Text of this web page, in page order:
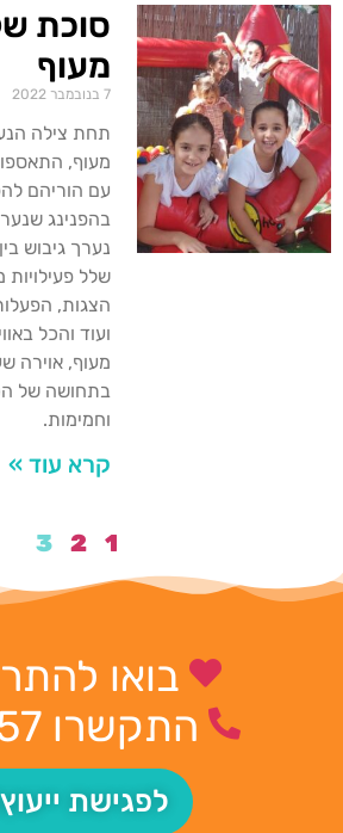
סוכת
מעוף
7 בנובמבר 2022
תחת צילה
מעוף,
עם הוריהם
בהפנינג
נערך גיבוש
שלל
הצגות, הפעלות
ועוד והכל
מעוף, אוירה
בתחושה של
וחמימות.
קרא עוד »
1
2
3
בואו
התקשרו 9057*
לפגישת ייעוץ